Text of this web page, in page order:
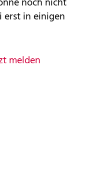
erst in einigen
melden